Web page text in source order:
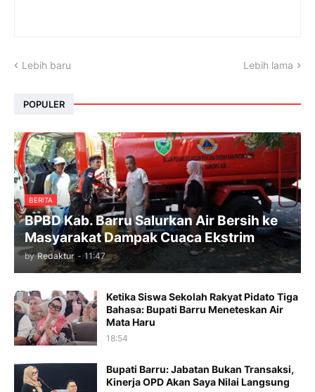
Lebih baru Lebih lama
POPULER
BERITA
BPBD Kab. Barru Salurkan Air Bersih ke
Masyarakat Dampak Cuaca Ekstrim
by Redaktur - 11:47
Ketika Siswa Sekolah Rakyat Pidato Tiga
Bahasa: Bupati Barru Meneteskan Air
Mata Haru
18:54
Bupati Barru: Jabatan Bukan Transaksi,
Kinerja OPD Akan Saya Nilai Langsung